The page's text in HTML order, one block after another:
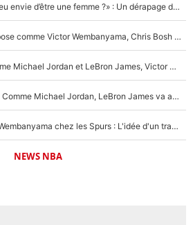
«LeBron James, as-tu déjà eu envie d’être une femme ?» : Un dérapage de Donald Trump sur la superstar de la NBA refait surface
NBA - Victime d'une thrombose comme Victor Wembanyama, Chris Bosh prévient le Français des risques sur sa santé : «J’ai failli mourir sur le coup et j’ai été ramené à la vie»
De la NBA au cinéma : Comme Michael Jordan et LeBron James, Victor Wembanyama rêve d'une carrière d'acteur !
The Last Dance sur Netflix : Comme Michael Jordan, LeBron James va avoir le droit à sa série !
Stephen Curry avec Victor Wembanyama chez les Spurs : L'idée d'un trade historique est lancée en NBA !
NEWS NBA